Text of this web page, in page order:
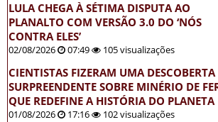
LULA CHEGA À SÉTIMA DISPUTA AO
PLANALTO COM VERSÃO 3.0 DO ‘NÓS
CONTRA ELES’
02/08/2026 07:49 105 visualizações
CIENTISTAS FIZERAM UMA DESCOBERTA
SURPREENDENTE SOBRE MINÉRIO DE
QUE REDEFINE A HISTÓRIA DO PLANETA
01/08/2026 17:16 102 visualizações